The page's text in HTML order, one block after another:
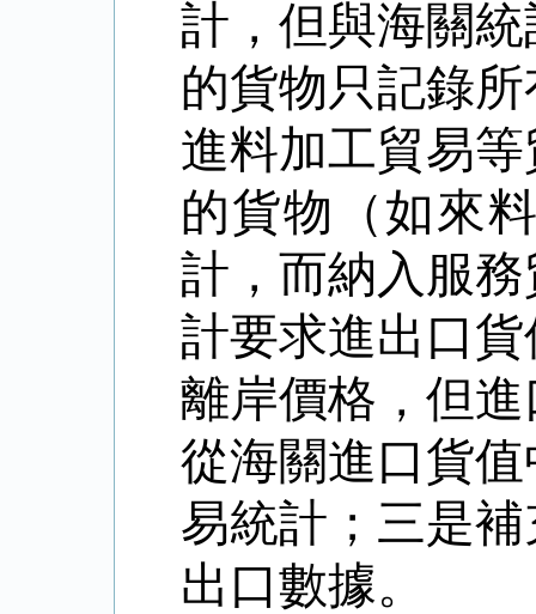
計，但與海關
的貨物只記錄
進料加工貿易
的貨物（如來
計，而納入服
計要求進出口
離岸價格，但
從海關進口貨
易統計；三是
出口數據。